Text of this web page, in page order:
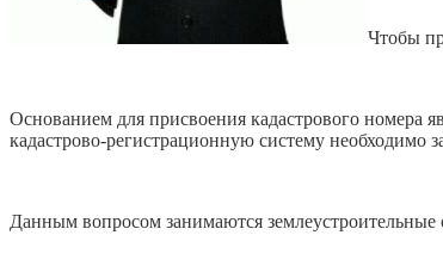
Чтобы
Основанием для присвоения кадастрового номера
кадастрово-регистрационную систему необходимо
Данным вопросом занимаются